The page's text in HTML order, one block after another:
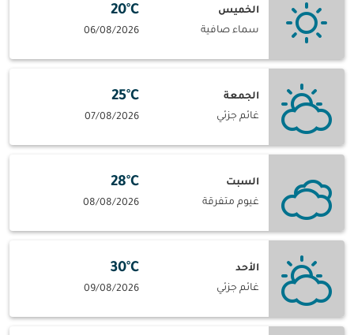
الخميس
سماء صافية
20°C
06/08/2026
الجمعة
غائم جزئي
25°C
07/08/2026
السبت
غيوم متفرقة
28°C
08/08/2026
الأحد
غائم جزئي
30°C
09/08/2026